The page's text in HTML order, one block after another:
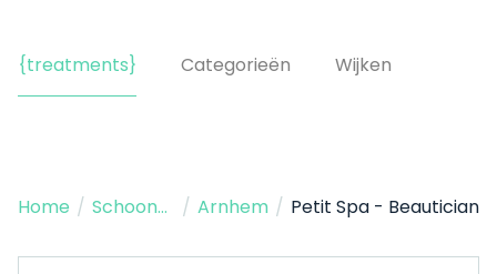
{treatments} Categorieën Wijken
Home / Schoonheidssalon / Arnhem / Petit Spa - Beautician